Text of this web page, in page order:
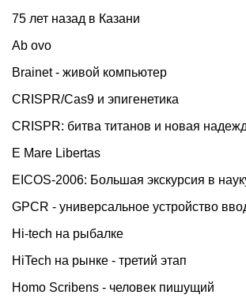
75 лет назад в Казани
Ab ovo
Brainet - живой компьютер
CRISPR/Cas9 и эпигенетика
CRISPR: битва титанов и новая
E Mare Libertas
EICOS-2006: Большая экскурсия в
GPCR - универсальное устройство
Hi-tech на рыбалке
HiTech на рынке - третий этап
Homo Scribens - человек пишущий